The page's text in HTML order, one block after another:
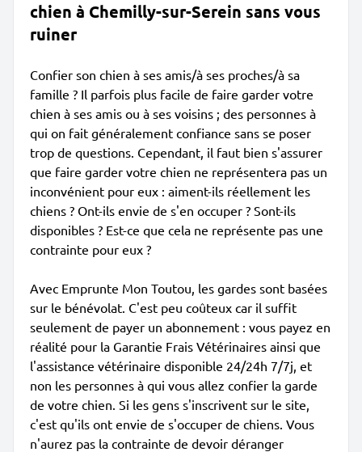
chien à Chemilly-sur-Serein sans vous
ruiner
Confier son chien à ses amis/à ses proches/à sa
famille ? Il parfois plus facile de faire garder votre
chien à ses amis ou à ses voisins ; des personnes à
qui on fait généralement confiance sans se poser
trop de questions. Cependant, il faut bien s'assurer
que faire garder votre chien ne représentera pas un
inconvénient pour eux : aiment-ils réellement les
chiens ? Ont-ils envie de s'en occuper ? Sont-ils
disponibles ? Est-ce que cela ne représente pas une
contrainte pour eux ?
Avec Emprunte Mon Toutou, les gardes sont basées
sur le bénévolat. C'est peu coûteux car il suffit
seulement de payer un abonnement : vous payez en
réalité pour la Garantie Frais Vétérinaires ainsi que
l'assistance vétérinaire disponible 24/24h 7/7j, et
non les personnes à qui vous allez confier la garde
de votre chien. Si les gens s'inscrivent sur le site,
c'est qu'ils ont envie de s'occuper de chiens. Vous
n'aurez pas la contrainte de devoir déranger